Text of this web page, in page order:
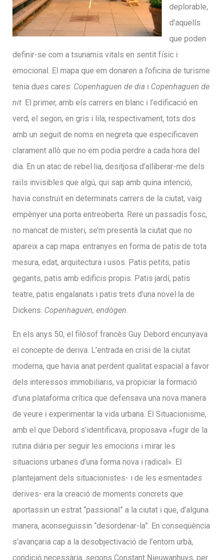
deplorable,
d’aquells
que poden
definir-se com a tsunamis vitals en sentit físic i
emocional. El mapa que em donaren a l’oficina de turisme
tenia dues cares: Copenhaguen de dia i Copenhaguen de
nit . El primer, amb els carrers en blanc i l’edificació en
verd; el segon, en gris i lila, respectivament, tots dos
amb un seguit de noms en negreta que especificaven
clarament allò que no em podia perdre a cada hora del
dia. En un atac de rebel·lia, desitjosa d’alliberar-me dels
raïls invisibles que algú, qui sap amb quina intenció,
havia construït en determinats carrers de la ciutat, vaig
empènyer una porta entreoberta. Rere un passadís fosc,
no mancat de misteri, se’m presentà la ciutat que no
apareix a cap mapa: entranyes en forma de patis de tota
mesura, edat, arquitectura i usos. Patis petits, patis
gegants, patis amb edificis propis. Patis jardí, patis
teatre, patis engalanats i patis trets d’una novel·la de
Dickens. Copenhaguen, endògen.
En els anys 50, el filòsof francès Guy Debord encunyava
el concepte de deriva. L’entrada en crisi de la ciutat
moderna, que havia anat perdent qualitat espacial a favor
dels interessos immobiliaris, va propiciar la formació
d’una plataforma crítica que defensava una nova manera
de veure i experimentar la vida urbana. El Situacionisme,
amb el que Debord s’identificava, proposava «fugir de la
rutina diària per seguir les emocions i mirar les
situacions urbanes d’una forma nova i radical». El
plantejament dels situacionistes- i de les esmentades
derives- era la creació de moments concrets que
aportassin un estrat “passional” a la ciutat i que, d’alguna
manera, aconseguissin “desordenar-la”. En conseqüència
s’avançaria cap a la desobjectivació de l’entorn urbà,
condició necessària, segons Constant Nieuwanhuys, per